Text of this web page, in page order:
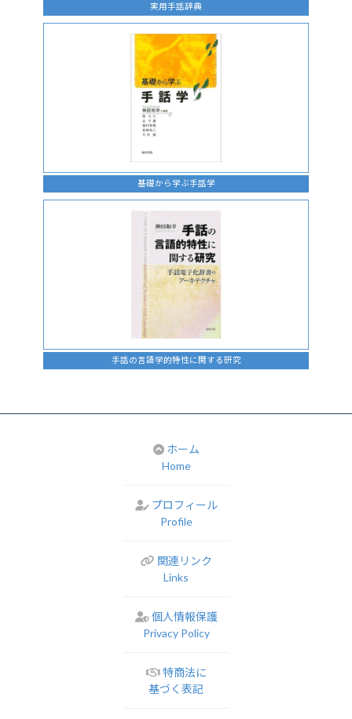
実用手話辞典
基礎から学ぶ手話学
手話の言語学的特性に関する研究
ホーム
Home
プロフィール
Profile
関連リンク
Links
個人情報保護
Privacy Policy
特商法に
基づく表記